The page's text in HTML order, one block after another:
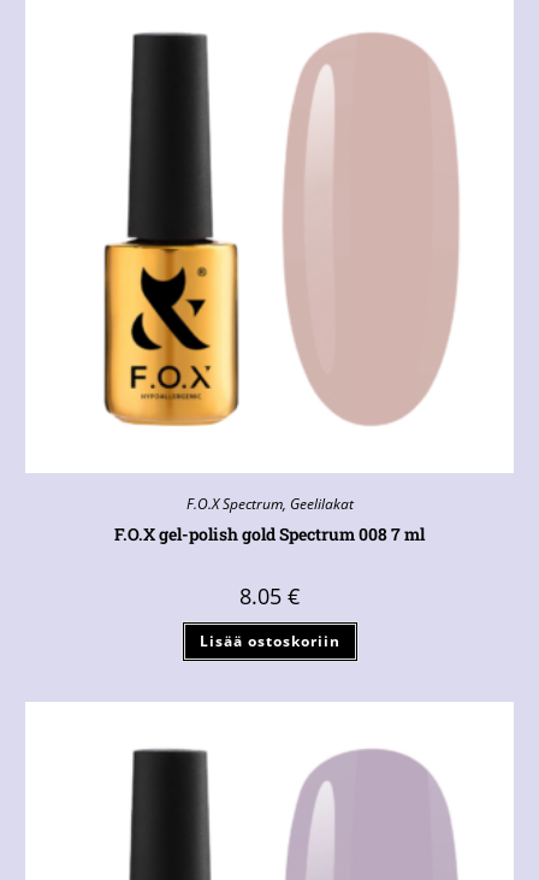
F.O.X Spectrum, Geelilakat
F.O.X gel-polish gold Spectrum 008 7 ml
8.05 €
Lisää ostoskoriin